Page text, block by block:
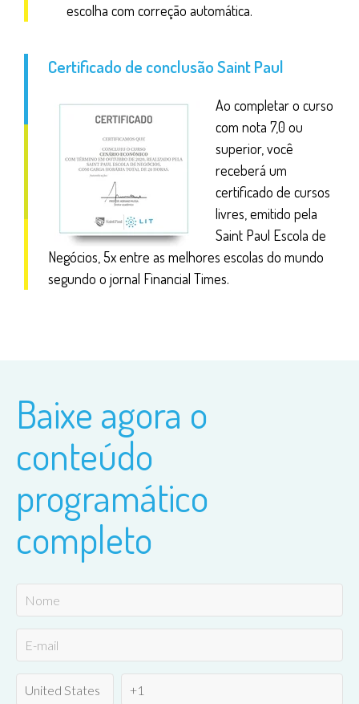
escolha com correção automática.
Certificado de conclusão Saint Paul
Ao completar o curso
com nota 7,0 ou
superior, você
receberá um
certificado de cursos
livres, emitido pela
Saint Paul Escola de
Negócios, 5x entre as melhores escolas do mundo
segundo o jornal Financial Times.
Baixe agora o
conteúdo
programático
completo